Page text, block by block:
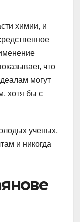
химии, и
что
могут
хотя бы с
ученых,
и никогда